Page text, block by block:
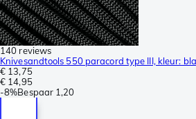
140 reviews
Knivesandtools 550 paracord type III, kleur:
€ 13,75
€ 14,95
-8%Bespaar 1,20